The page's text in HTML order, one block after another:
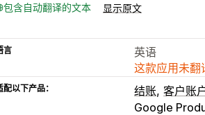
包含自动翻译的文本 显示原文
言
英语
这款应用未翻
配以下产品： 结账 客户账
Google